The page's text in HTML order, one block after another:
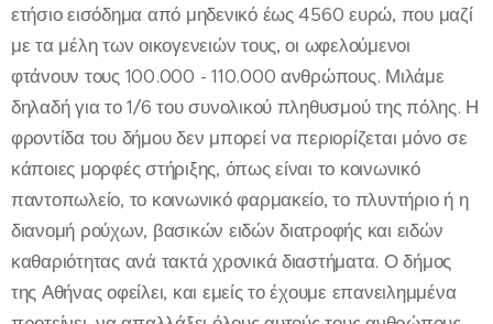
ετήσιο εισόδημα από μηδενικό έως 4560 ευρώ, που μαζί
με τα μέλη των οικογενειών τους, οι ωφελούμενοι
φτάνουν τους 100.000 - 110.000 ανθρώπους. Μιλάμε
δηλαδή για το 1/6 του συνολικού πληθυσμού της πόλης. Η
φροντίδα του δήμου δεν μπορεί να περιορίζεται μόνο σε
κάποιες μορφές στήριξης, όπως είναι το κοινωνικό
παντοπωλείο, το κοινωνικό φαρμακείο, το πλυντήριο ή η
διανομή ρούχων, βασικών ειδών διατροφής και ειδών
καθαριότητας ανά τακτά χρονικά διαστήματα. Ο δήμος
της Αθήνας οφείλει, και εμείς το έχουμε επανειλημμένα